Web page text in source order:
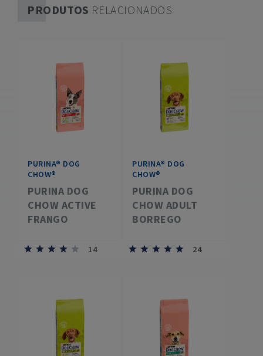
PRODUTOS RELACIONADOS
PURINA® DOG
CHOW®
PURINA DOG
CHOW ACTIVE
FRANGO
14
PURINA® DOG
CHOW®
PURINA DOG
CHOW ADULT
BORREGO
24